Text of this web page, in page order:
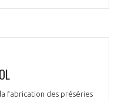
fabrication des préséries